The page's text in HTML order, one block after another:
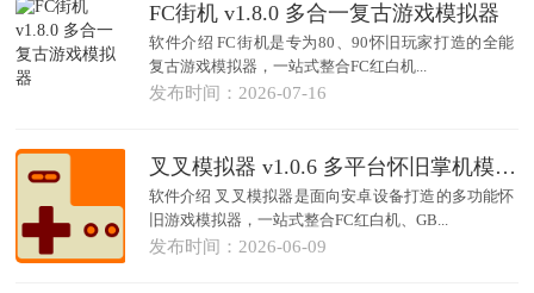
FC街机 v1.8.0 多合一复古游戏模拟器
软件介绍 FC街机是专为80、90怀旧玩家打造的全能
复古游戏模拟器，一站式整合FC红白机...
发布时间：2026-07-16
叉叉模拟器 v1.0.6 多平台怀旧掌机模拟器 经典游戏合集
软件介绍 叉叉模拟器是面向安卓设备打造的多功能怀
旧游戏模拟器，一站式整合FC红白机、GB...
发布时间：2026-06-09